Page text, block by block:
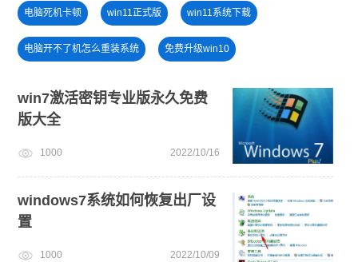
电脑死机卡顿 win11正式版 win11系统下载
电脑开不了机怎么重装系统 免费升级win10
U盘重装系统
一键重装系统备份win11系统
win7激活密钥专业版永久免费
版大全
1000 2022/10/16
windows7系统如何恢复出厂设
置
1000 2022/10/09